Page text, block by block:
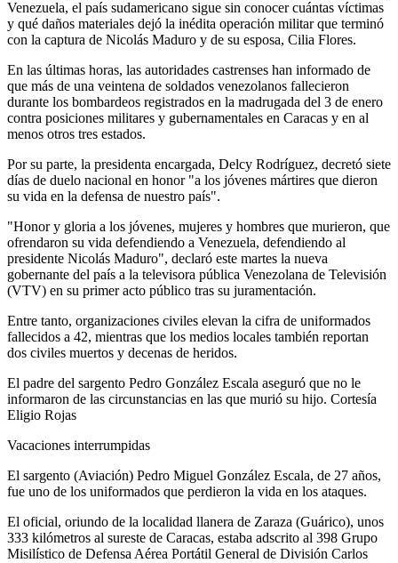
Venezuela, el país sudamericano sigue sin conocer cuántas víctimas
y qué daños materiales dejó la inédita operación militar que terminó
con la captura de Nicolás Maduro y de su esposa, Cilia Flores.
En las últimas horas, las autoridades castrenses han informado de
que más de una veintena de soldados venezolanos fallecieron
durante los bombardeos registrados en la madrugada del 3 de enero
contra posiciones militares y gubernamentales en Caracas y en al
menos otros tres estados.
Por su parte, la presidenta encargada, Delcy Rodríguez, decretó siete
días de duelo nacional en honor "a los jóvenes mártires que dieron
su vida en la defensa de nuestro país".
"Honor y gloria a los jóvenes, mujeres y hombres que murieron, que
ofrendaron su vida defendiendo a Venezuela, defendiendo al
presidente Nicolás Maduro", declaró este martes la nueva
gobernante del país a la televisora pública Venezolana de Televisión
(VTV) en su primer acto público tras su juramentación.
Entre tanto, organizaciones civiles elevan la cifra de uniformados
fallecidos a 42, mientras que los medios locales también reportan
dos civiles muertos y decenas de heridos.
El padre del sargento Pedro González Escala aseguró que no le
informaron de las circunstancias en las que murió su hijo. Cortesía
Eligio Rojas
Vacaciones interrumpidas
El sargento (Aviación) Pedro Miguel González Escala, de 27 años,
fue uno de los uniformados que perdieron la vida en los ataques.
El oficial, oriundo de la localidad llanera de Zaraza (Guárico), unos
333 kilómetros al sureste de Caracas, estaba adscrito al 398 Grupo
Misilístico de Defensa Aérea Portátil General de División Carlos